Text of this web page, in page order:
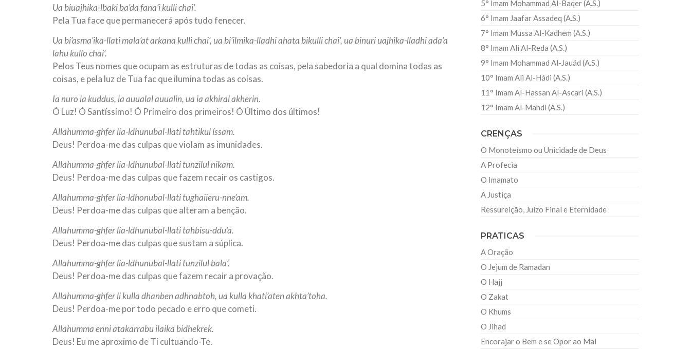
Ua biuajhika-lbaki ba’da fana’i kulli chai’.
Pela Tua face que permanecerá após tudo fenecer.
Ua bi’asma’ika-llati mala’at arkana kulli chai’, ua bi’ilmika-lladhi ahata bikulli chai’, ua binuri uajhika-lladhi ada’a
lahu kullo chai’.
Pelos Teus nomes que ocupam as estruturas de todas as coisas, pela sabedoria a qual domina todas as
coisas, e pela luz de Tua fac que ilumina todas as coisas.
Ia nuro ia kuddus, ia auualal auualin, ua ia akhiral akherin.
Ó Luz! Ó Santíssimo! Ó Primeiro dos primeiros! Ó Último dos últimos!
Allahumma-ghfer lia-ldhunubal-llati tahtikul íssam.
Deus! Perdoa-me das culpas que violam as imunidades.
Allahumma-ghfer lia-ldhunubal-llati tunzilul nikam.
Deus! Perdoa-me das culpas que fazem recair os castigos.
Allahumma-ghfer lia-ldhonubal-llati tughaiieru-nne’am.
Deus! Perdoa-me das culpas que alteram a benção.
Allahumma-ghfer lia-ldhunubal-llati tahbisu-ddu’a.
Deus! Perdoa-me das culpas que sustam a súplica.
Allahumma-ghfer lia-ldhunubal-llati tunzilul bala’.
Deus! Perdoa-me das culpas que fazem recair a provação.
Allahumma-ghfer li kulla dhanben adhnabtoh, ua kulla khati’aten akhta’toha.
Deus! Perdoa-me por todo pecado e erro que cometi.
Allahumma enni atakarrabu ilaika bidhekrek.
Deus! Eu me aproximo de Ti cultuando-Te.
5° Imam Mohammad Al-Baqer (A.S.)
6° Imam Jaafar Assadeq (A.S.)
7° Imam Mussa Al-Kadhem (A.S.)
8° Imam Ali Al-Reda (A.S.)
9° Imam Mohammad Al-Jauád (A.S.)
10° Imam Ali Al-Hádi (A.S.)
11° Imam Al-Hassan Al-Ascari (A.S.)
12° Imam Al-Mahdi (A.S.)
CRENÇAS
O Monoteísmo ou Unicidade de Deus
A Profecia
O Imamato
A Justiça
Ressureição, Juízo Final e Eternidade
PRATICAS
A Oração
O Jejum de Ramadan
O Hajj
O Zakat
O Khums
O Jihad
Encorajar o Bem e se Opor ao Mal